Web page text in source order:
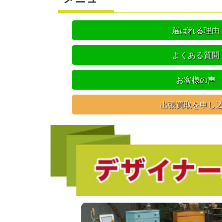
選ばれる理由
よくある質問
お客様の声
出張買取を申し